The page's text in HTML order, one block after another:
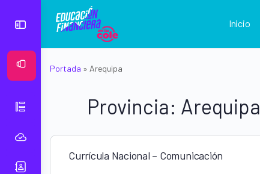
Ver Mural
Inicio
Portada » Arequipa
Provincia: Arequipa
Currícula Nacional – Comunicación